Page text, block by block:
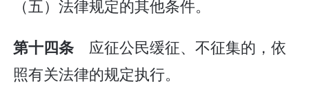
（五）法律规定的其他条件。
第十四条 应征公民缓征、不征集的，依
照有关法律的规定执行。